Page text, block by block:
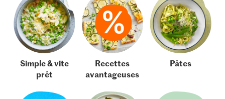
Simple & vite
prêt
Recettes
avantageuses
Pâtes